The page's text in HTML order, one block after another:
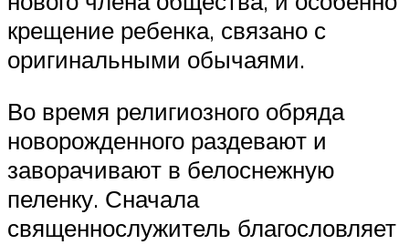
крещение ребенка, связано с
оригинальными обычаями.
Во время религиозного обряда
новорожденного раздевают и
заворачивают в белоснежную
пеленку. Сначала
священнослужитель благословляет